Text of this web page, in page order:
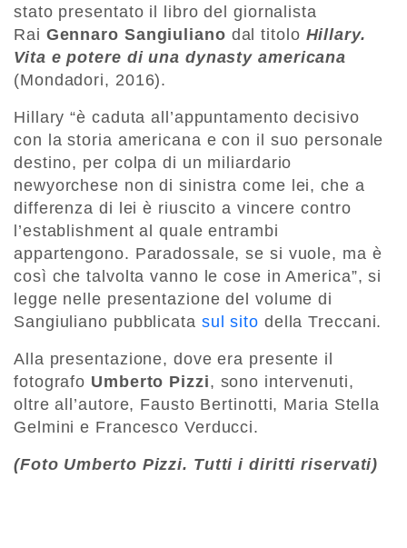
stato presentato il libro del giornalista
Rai Gennaro Sangiuliano dal titolo Hillary.
Vita e potere di una dynasty americana
(Mondadori, 2016).
Hillary “è caduta all’appuntamento decisivo
con la storia americana e con il suo personale
destino, per colpa di un miliardario
newyorchese non di sinistra come lei, che a
differenza di lei è riuscito a vincere contro
l’establishment al quale entrambi
appartengono. Paradossale, se si vuole, ma è
così che talvolta vanno le cose in America”, si
legge nelle presentazione del volume di
Sangiuliano pubblicata sul sito della Treccani.
Alla presentazione, dove era presente il
fotografo Umberto Pizzi, sono intervenuti,
oltre all’autore, Fausto Bertinotti, Maria Stella
Gelmini e Francesco Verducci.
(Foto Umberto Pizzi. Tutti i diritti riservati)